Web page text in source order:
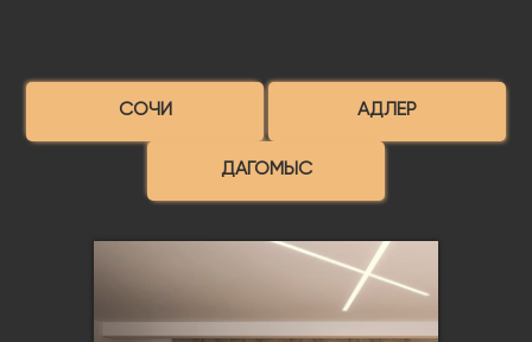
СОЧИ АДЛЕР
ДАГОМЫС